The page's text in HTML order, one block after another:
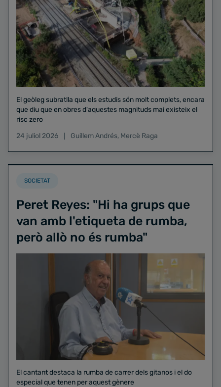
El geòleg subratlla que els estudis són molt complets, encara
que diu que en obres d'aquestes magnituds mai existeix el
risc zero
24 juliol 2026
Guillem Andrés, Mercè Raga
SOCIETAT
Peret Reyes: "Hi ha grups que
van amb l'etiqueta de rumba,
però allò no és rumba"
El cantant destaca la rumba de carrer dels gitanos i el do
especial que tenen per aquest gènere